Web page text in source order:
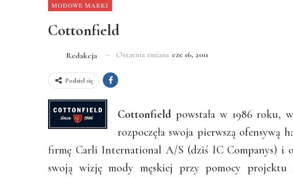
MODOWE MARKI
Cottonfield
Redakcja Ostatnia zmiana cze 16, 2011
Podziel się
Cottonfield powstała w 1986 roku,
rozpoczęła swoja pierwszą ofensywą
firmę Carli International A/S (dziś IC Companys) i
swoją wizję mody męskiej przy pomocy projektu